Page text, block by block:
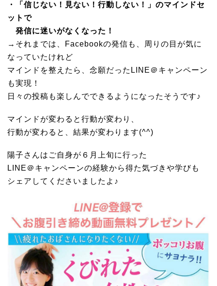
・「信じない！見ない！行動しない！」のマインドセ
ットで
発信に迷いがなくなった！
→それまでは、Facebookの発信も、周りの目が気に
なっていたけれど
マインドを整えたら、念願だったLINE＠キャンペーン
も実現！
日々の投稿も楽しんでできるようになったそうです♪
マインドが変わると行動が変わり、
行動が変わると、結果が変わります(^^)
陽子さんはご自身が６月上旬に行った
LINE＠キャンペーンの経験から得た気づきや学びも
シェアしてくださいましたよ♪